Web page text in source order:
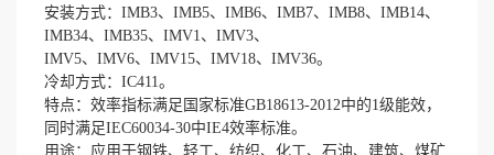
安装方式：IMB3、IMB5、IMB6、IMB7、IMB8、IMB14、
IMB34、IMB35、IMV1、IMV3、
IMV5、IMV6、IMV15、IMV18、IMV36。
冷却方式：IC411。
特点：效率指标满足国家标准GB18613-2012中的1级能效，
同时满足IEC60034-30中IE4效率标准。
用途：应用于钢铁、轻工、纺织、化工、石油、建筑、煤矿